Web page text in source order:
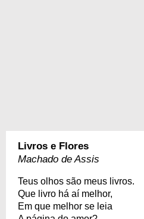
Livros e Flores
Machado de Assis
Teus olhos são meus livros.
Que livro há aí melhor,
Em que melhor se leia